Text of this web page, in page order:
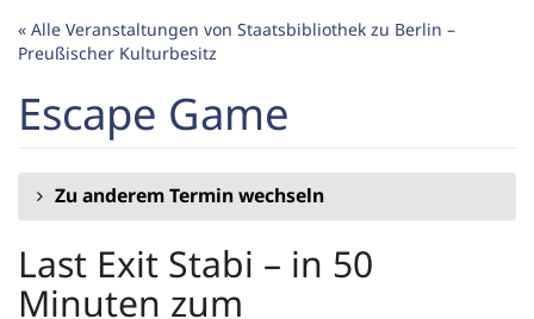
Zum
Haupt-
« Alle Veranstaltungen von Staatsbibliothek zu Berlin –
Preußischer Kulturbesitz
Escape Game
Zu anderem Termin wechseln
Last Exit Stabi – in 50
Minuten zum